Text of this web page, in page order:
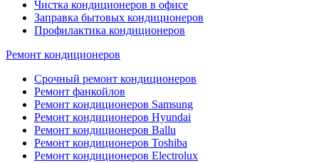
Чистка кондиционеров в офисе
Заправка бытовых кондиционеров
Профилактика кондиционеров
Ремонт кондиционеров
Срочный ремонт кондиционеров
Ремонт фанкойлов
Ремонт кондиционеров Samsung
Ремонт кондиционеров Hyundai
Ремонт кондиционеров Ballu
Ремонт кондиционеров Toshibа
Ремонт кондиционеров Electrolux